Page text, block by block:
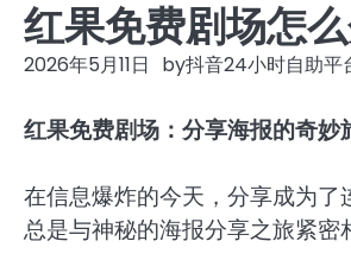
红果免费剧场怎
2026年5月11日 by抖音24小时自助平
红果免费剧场：分享海报的奇妙
在信息爆炸的今天，分享成为
总是与神秘的海报分享之旅紧密